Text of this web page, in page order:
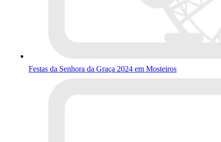
Festas da Senhora da Graça 2024 em Mosteiros